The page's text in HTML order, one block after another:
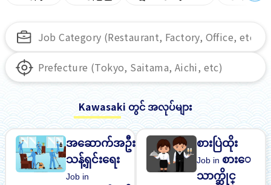
Kawasaki တွင် အလုပ်များ
အဆောက်အဦး
သန့်ရှင်းရေး
Job in
စားပြဲထိုး
Job in စားေ
သာက္ဆိုင္